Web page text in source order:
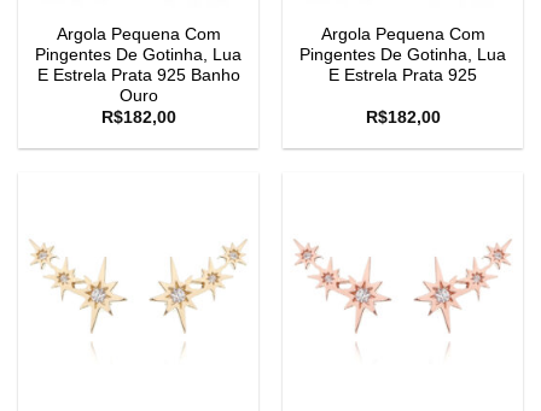
Argola Pequena Com
Pingentes De Gotinha, Lua
E Estrela Prata 925 Banho
Ouro
R$182,00
Argola Pequena Com
Pingentes De Gotinha, Lua
E Estrela Prata 925
R$182,00